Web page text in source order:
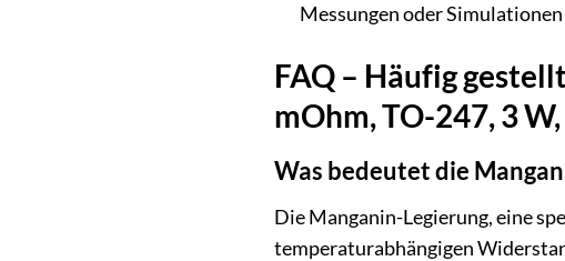
Messungen oder
FAQ – Häufig
mOhm, TO-247, 3
Was bedeutet die
Die Manganin-Legierung, eine
temperaturabhängigen